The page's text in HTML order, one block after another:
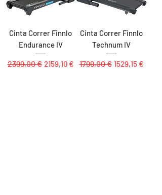
Cinta Correr Finnlo
Endurance IV
Precio
2399,00 € Precio de oferta
2159,10 €
Cinta Correr Finnlo
Technum IV
Precio
1799,00 € Precio de oferta
1529,15 €